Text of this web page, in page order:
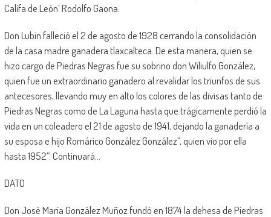
Califa de León’ Rodolfo Gaona.
Don Lubín falleció el 2 de agosto de 1928 cerrando la consolidación
de la casa madre ganadera tlaxcalteca. De esta manera, quien se
hizo cargo de Piedras Negras fue su sobrino don Wiliulfo González,
quien fue un extraordinario ganadero al revalidar los triunfos de sus
antecesores, llevando muy en alto los colores de las divisas tanto de
Piedras Negras como de La Laguna hasta que trágicamente perdió la
vida en un coleadero el 21 de agosto de 1941, dejando la ganadería a
su esposa e hijo Romárico González González”, quien vio por ella
hasta 1952”. Continuará…
DATO
Don José María González Muñoz fundó en 1874 la dehesa de Piedras